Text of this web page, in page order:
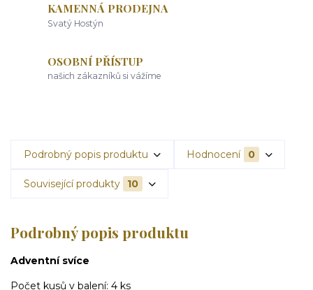
KAMENNÁ PRODEJNA
Svatý Hostýn
OSOBNÍ PŘÍSTUP
našich zákazníků si vážíme
Podrobný popis produktu Hodnocení 0
Související produkty 10
Podrobný popis produktu
Adventní svíce
Počet kusů v balení: 4 ks